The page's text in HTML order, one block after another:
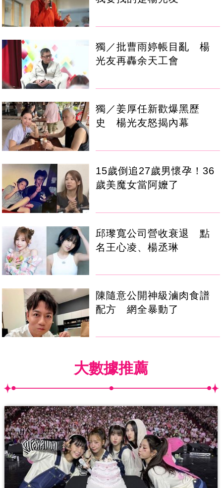
獨／批曹雨婷帳目亂 楊
光友再轟余天工會
獨／姜厚任新歡爆黑歷
史 楊光友怒揭內幕
15歲倒追27歲男懷孕！36
歲美魔女當阿嬤了
邱瓈寬公司營收衰退 點
名王心凌、楊丞琳
陳隨意公開神級滷肉食譜
配方 網全暴動了
大數據推薦